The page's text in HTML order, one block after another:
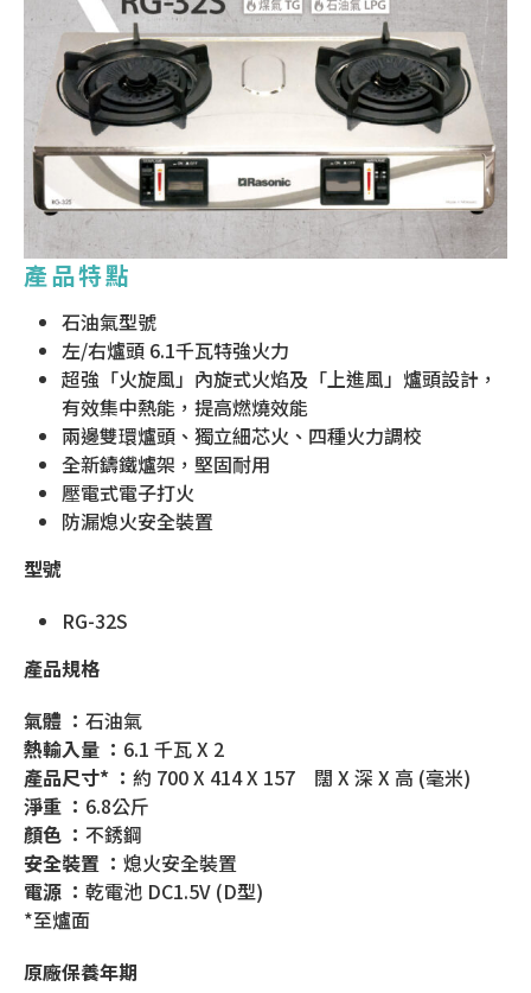
產品特點
石油氣型號
左/右爐頭 6.1千瓦特強火力
超強「火旋風」內旋式火焰及「上進風」爐頭設計，
有效集中熱能，提高燃燒效能
兩邊雙環爐頭、獨立細芯火、四種火力調校
全新鑄鐵爐架，堅固耐用
壓電式電子打火
防漏熄火安全裝置
型號
RG-32S
產品規格
氣體 ： 石油氣
熱輸入量 ： 6.1 千瓦 X 2
產品尺寸* ： 約 700 X 414 X 157 闊 X 深 X 高 (毫米)
淨重 ： 6.8公斤
顏色 ： 不銹鋼
安全裝置 ： 熄火安全裝置
電源 ： 乾電池 DC1.5V (D型)
*至爐面
原廠保養年期